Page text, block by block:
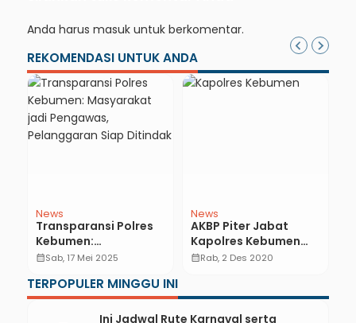
Anda harus masuk untuk berkomentar.
REKOMENDASI UNTUK ANDA
News
Transparansi Polres
Kebumen:
Masyarakat jadi
Pelanggaran Siap
Ditindak
calendar_monthSab, 17 Mei 2025
News
AKBP Piter Jabat
Kapolres Kebumen
Gantikan AKBP Rudy
calendar_monthRab, 2 Des 2020
TERPOPULER MINGGU INI
Ini Jadwal Rute Karnaval serta